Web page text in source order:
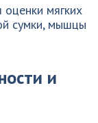
мягких
сумки, мышцы
и